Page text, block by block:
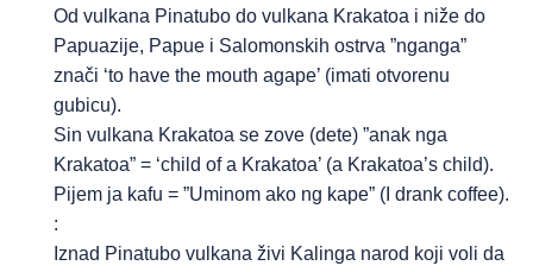
Od vulkana Pinatubo do vulkana Krakatoa i niže do
Papuazije, Papue i Salomonskih ostrva ”nganga”
znači ‘to have the mouth agape’ (imati otvorenu
gubicu).
Sin vulkana Krakatoa se zove (dete) ”anak nga
Krakatoa” = ‘child of a Krakatoa’ (a Krakatoa’s child).
Pijem ja kafu = ”Uminom ako ng kape” (I drank coffee).
:
Iznad Pinatubo vulkana živi Kalinga narod koji voli da